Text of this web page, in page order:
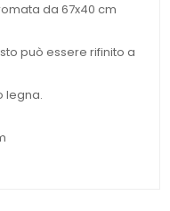
da 67x40 cm
può essere rifinito a
legna.